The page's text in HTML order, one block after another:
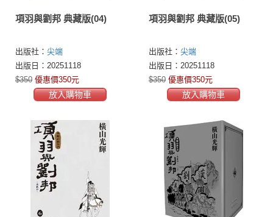
項羽與劉邦 典藏版(04)
出版社： 尖端
出版日：20251118
$350 優惠價350元
放入購物車
項羽與劉邦 典藏版(05)
出版社： 尖端
出版日：20251118
$350 優惠價350元
放入購物車